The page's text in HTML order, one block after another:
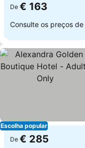
De € 163
Consulte os preços de
Escolha popular
De € 285